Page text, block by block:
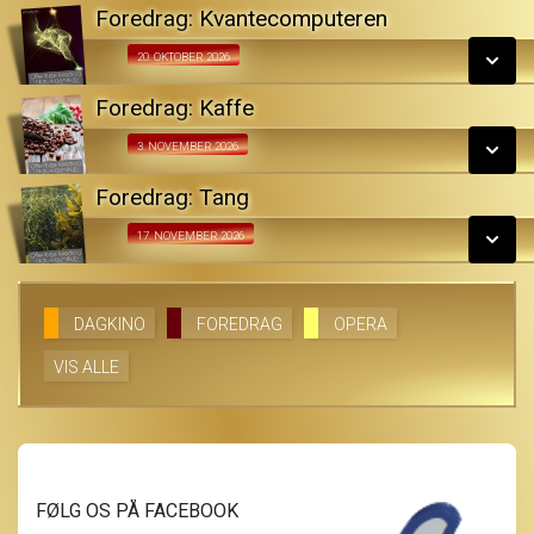
LÆS MERE
SE ALLE DAGE
LÆS MERE
Foredrag: Kvantecomputeren
20. OKTOBER 2026Fra 20.10.2026
SE ALLE DAGE
LÆS MERE
Foredrag: Kaffe
3. NOVEMBER 2026Fra 03.11.2026
SE ALLE DAGE
LÆS MERE
Foredrag: Tang
17. NOVEMBER 2026Fra 17.11.2026
SE ALLE DAGE
DAGKINO FOREDRAG OPERA
VIS ALLE
FØLG OS PÅ FACEBOOK